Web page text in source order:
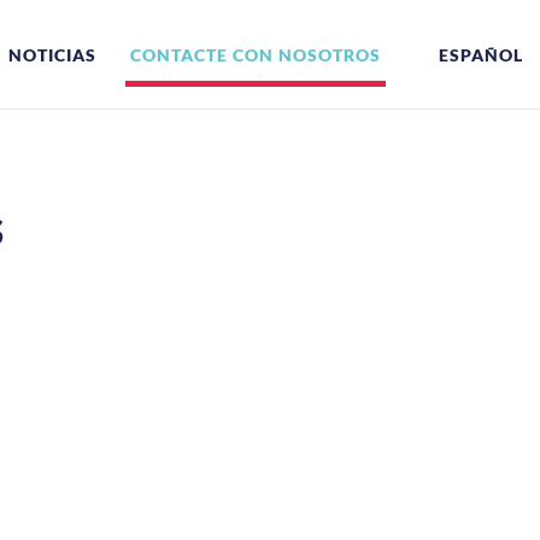
NOTICIAS CONTACTE CON NOSOTROS ESPAÑOL